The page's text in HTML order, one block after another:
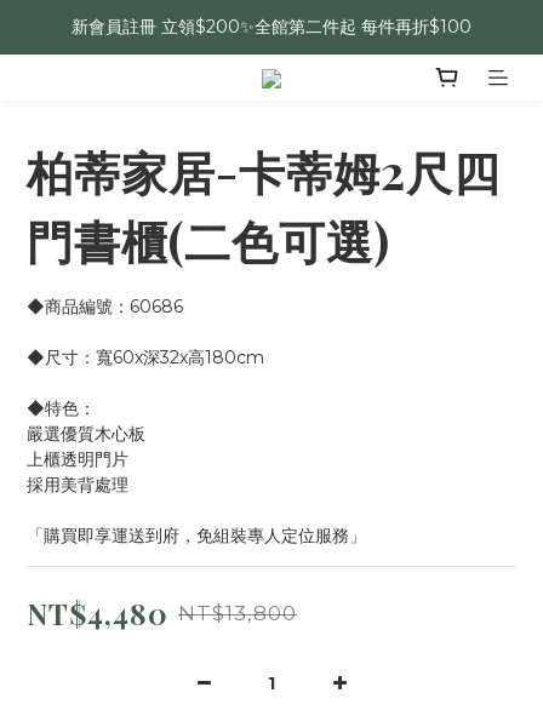
新會員註冊 立領$200✨全館第二件起 每件再折$100
柏蒂家居-卡蒂姆2尺四
門書櫃(二色可選)
◆商品編號：60686
◆尺寸：寬60x深32x高180cm
◆特色：
嚴選優質木心板
上櫃透明門片
採用美背處理
「購買即享運送到府，免組裝專人定位服務」
NT$4,480 NT$13,800